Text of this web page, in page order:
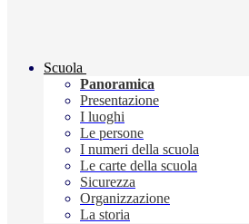
Scuola
Panoramica
Presentazione
I luoghi
Le persone
I numeri della scuola
Le carte della scuola
Sicurezza
Organizzazione
La storia